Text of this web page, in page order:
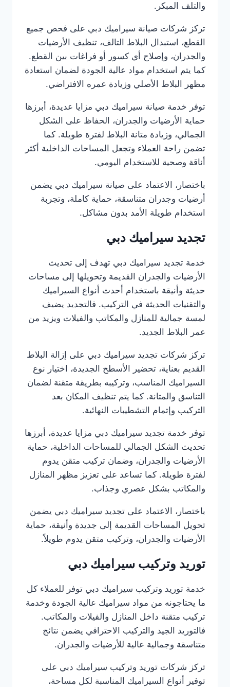
والتلف المبكر.
تركز شركات صيانة سيراميك دبي على فحص جميع
القطع، استبدال البلاط التالف، تنظيف الأرضيات
والجدران، وإصلاح أي كسور أو فراغات بين القطع.
كما يتم استخدام مواد عالية الجودة لضمان استعادة
مظهر البلاط الأصلي وزيادة عمره الافتراضي.
توفر خدمة صيانة سيراميك دبي مزايا عديدة، أبرزها
حماية الأرضيات والجدران، الحفاظ على الشكل
الجمالي، وزيادة متانة البلاط لفترة طويلة. كما
تضمن راحة العملاء وتجعل المساحات الداخلية أكثر
أناقة وصحية للاستخدام اليومي.
باختصار، الاعتماد على صيانة سيراميك دبي يضمن
أرضيات وجدران متناسقة، حماية كاملة، وتجربة
استخدام طويلة الأمد بدون مشاكل.
تجديد سيراميك دبي
خدمة تجديد سيراميك دبي تهدف إلى تحديث
الأرضيات والجدران القديمة وتحويلها إلى مساحات
حديثة وأنيقة باستخدام أحدث أنواع السيراميك
والتقنيات الحديثة في التركيب. فالتجديد يضيف
لمسة جمالية للمنازل والمكاتب والفيلات ويزيد من
عمر البلاط الجديد.
تركز شركات تجديد سيراميك دبي على إزالة البلاط
القديم بعناية، تحضير الأسطح الجديدة، اختيار نوع
السيراميك المناسب، وتركيبه بطريقة متقنة لضمان
التناسق والمتانة. كما يتم تنظيف المكان بعد
التركيب وإتمام التشطيبات النهائية.
توفر خدمة تجديد سيراميك دبي مزايا عديدة، أبرزها
تحديث الشكل الجمالي للمساحات الداخلية، حماية
الأرضيات والجدران، وضمان تركيب متقن يدوم
لفترة طويلة. كما تساعد على تعزيز مظهر المنازل
والمكاتب بشكل عصري وجذاب.
باختصار، الاعتماد على تجديد سيراميك دبي يضمن
تحويل المساحات القديمة إلى جديدة وأنيقة، حماية
الأرضيات والجدران، وتركيب متقن يدوم طويلاً.
توريد وتركيب سيراميك دبي
خدمة توريد وتركيب سيراميك دبي توفر للعملاء كل
ما يحتاجونه من مواد سيراميك عالية الجودة وخدمة
تركيب متقنة داخل المنازل والفيلات والمكاتب.
فالتوريد الجيد والتركيب الاحترافي يضمن نتائج
متناسقة وجمالية عالية للأرضيات والجدران.
تركز شركات توريد وتركيب سيراميك دبي على
توفير أنواع السيراميك المناسبة لكل مساحة،